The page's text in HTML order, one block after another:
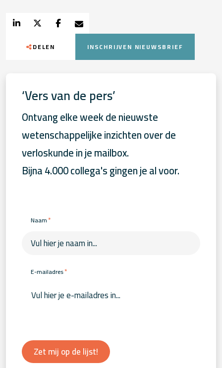
DELEN INSCHRIJVEN NIEUWSBRIEF
‘Vers van de pers’
Ontvang elke week de nieuwste
wetenschappelijke inzichten over de
verloskunde in je mailbox.
Bijna 4.000 collega's gingen je al voor.
Naam*
E-mailadres*
Zet mij op de lijst!